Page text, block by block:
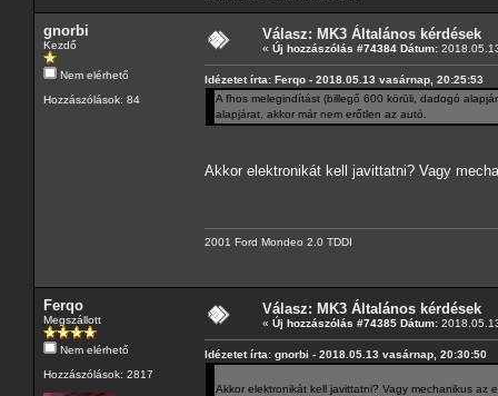
gnorbi
Kezdő
Nem elérhető
Hozzászólások: 84
Válasz: MK3 Általános kérdések
« Új hozzászólás #74384 Dátum:
Idézetet írta: Ferqo - 2018.05.13 vasárnap, 20:25:53
A fhos melegindítást (billegő 600 körüli, dadogó
alapjárat, akkor már nem erőtlen az autó.
Akkor elektronikát kell javittatni? Vagy
2001 Ford Mondeo 2.0 TDDI
Ferqo
Megszállott
Nem elérhető
Hozzászólások: 2817
Válasz: MK3 Általános kérdések
« Új hozzászólás #74385 Dátum:
Idézetet írta: gnorbi - 2018.05.13 vasárnap, 20:30:50
Akkor elektronikát kell javittatni? Vagy mechanikus az